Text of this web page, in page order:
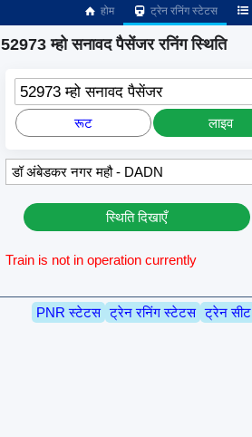
होम ट्रेन रनिंग स्टेटस
52973 म्हो सनावद पैसेंजर रनिंग स्थिति
52973 म्हो सनावद पैसेंजर
रूट लाइव
स्थिति दिखाएँ
Train is not in operation currently
PNR स्टेटस ट्रेन रनिंग स्टेटस ट्रेन सीट